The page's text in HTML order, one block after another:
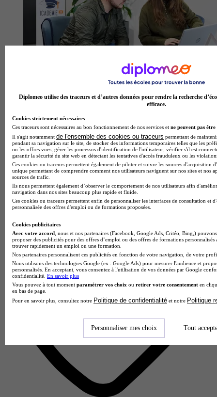
Icademie - Aix-Marseille
Aucun avis
Bouc-Bel-Air
Diplomeo utilise des traceurs et d’autres données pour rendre la recherche
efficace.
Cookies strictement nécessaires
Ces traceurs sont nécessaires au bon fonctionnement de nos services et ne peuvent pas être
Il s'agit notamment de l'ensemble des cookies ou traceurs permettant de
pendant sa navigation sur le site, de stocker des informations temporaires telles que les
ou les offres vues, gérer les processus d'identification de l'utilisateur, vérifier s'il est
garantir la sécurité du site web en détectant les tentatives d'accès frauduleux ou les
Ces cookies ou traceurs permettent également de piloter et suivre les sources d'acquisition
unique permettant de comprendre comment nos utilisateurs naviguent sur nos sites et nos
sources de trafic.
Ils nous permettent également d’observer le comportement de nos utilisateurs afin
navigation dans nos sites beaucoup plus rapide et fluide.
Ces cookies ou traceurs permettent enfin de personnaliser les interfaces de consultation et
personnalisée des offres d'emploi ou de formations proposées.
Cookies publicitaires
Avec votre accord , nous et nos partenaires (Facebook, Google Ads, Critéo, Bing,)
proposer des publicités pour des offres d’emploi ou des offres de formations
trouver rapidement un emploi ou une formation.
Nos partenaires personnalisent ces publicités en fonction de votre navigation, de votre
Nous utilisons des technologies Google (ex : Google Ads) pour mesurer l'audience et
personnalisés. En acceptant, vous consentez à l'utilisation de vos données par Google
confidentialité. En savoir plus
Vous pouvez à tout moment paramétrer vos choix ou retirer votre consentement en
en bas de page.
Pour en savoir plus, consultez notre Politique de confidentialité et notre Politique
Personnaliser mes choix Tout